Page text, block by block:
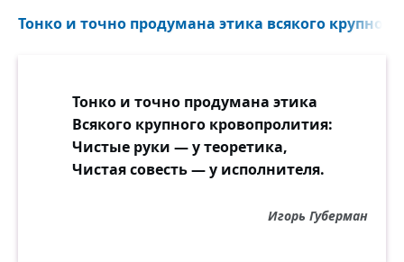
Тонко и точно продумана этика всякого
Тонко и точно продумана этика
Всякого крупного кровопролития:
Чистые руки — у теоретика,
Чистая совесть — у исполнителя.
Игорь Губерман